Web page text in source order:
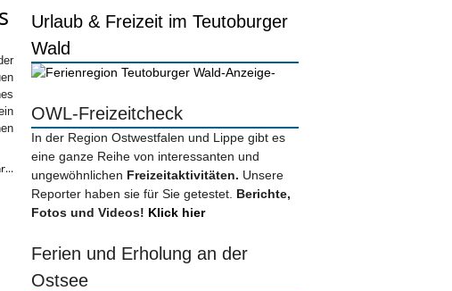
Urlaub & Freizeit im Teutoburger
Wald
-Anzeige-
OWL-Freizeitcheck
In der Region Ostwestfalen und Lippe gibt es
eine ganze Reihe von interessanten und
ungewöhnlichen Freizeitaktivitäten. Unsere
Reporter haben sie für Sie getestet. Berichte,
Fotos und Videos! Klick hier
Ferien und Erholung an der
Ostsee